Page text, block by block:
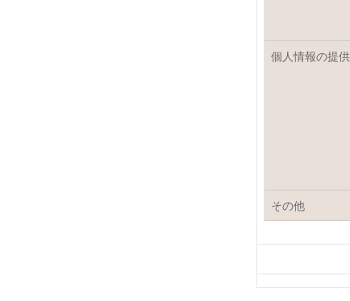
個人情報の提
その他